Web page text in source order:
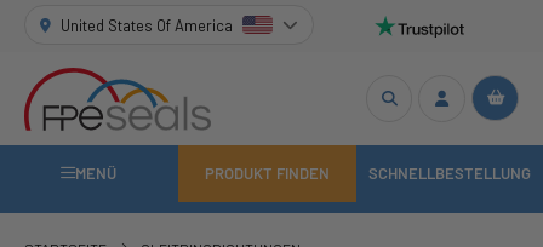
United States Of America
MENÜ PRODUKT FINDEN SCHNELLBESTELLUNG